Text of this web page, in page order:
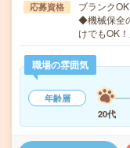
応募資格
ブランク
◆機械保全
けでもOK
職場の雰囲気
年齢層
20代